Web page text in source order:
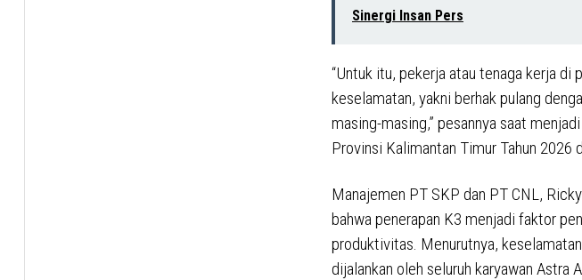
Sinergi Insan Pers
“Untuk itu, pekerja atau tenaga kerja di
keselamatan, yakni berhak pulang
masing-masing,” pesannya saat
Provinsi Kalimantan Timur Tahun 2026
Manajemen PT SKP dan PT CNL,
bahwa penerapan K3 menjadi faktor
produktivitas. Menurutnya,
dijalankan oleh seluruh karyawan Astra